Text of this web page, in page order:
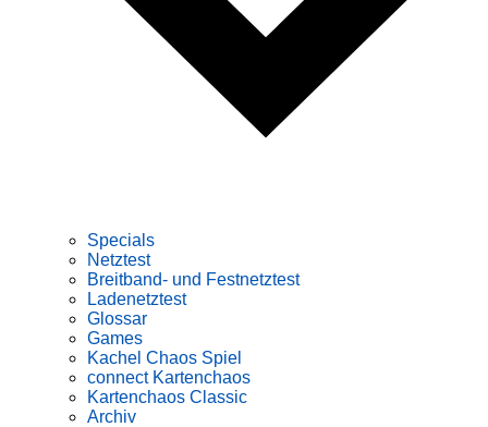
Specials
Netztest
Breitband- und Festnetztest
Ladenetztest
Glossar
Games
Kachel Chaos Spiel
connect Kartenchaos
Kartenchaos Classic
Archiv